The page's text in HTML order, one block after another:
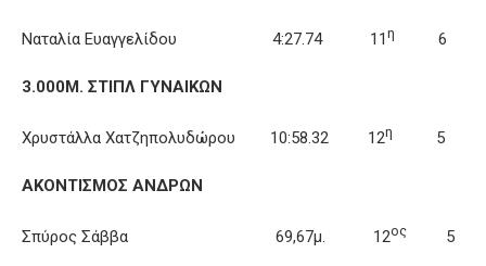
Ναταλία Ευαγγελίδου 4:27.74 11 η 6
3.000Μ. ΣΤΙΠΛ ΓΥΝΑΙΚΩΝ
Χρυστάλλα Χατζηπολυδώρου 10:58.32 12η 5
ΑΚΟΝΤΙΣΜΟΣ ΑΝΔΡΩΝ
Σπύρος Σάββα 69,67μ. 12ος 5